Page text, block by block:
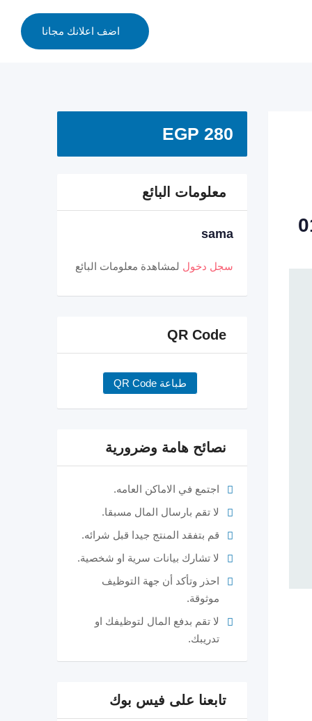
اضف اعلانك مجانا
EGP 280
معلومات البائع
sama
سجل دخول لمشاهدة معلومات البائع
QR Code
طباعة QR Code
نصائح هامة وضرورية
اجتمع في الاماكن العامه.
لا تقم بارسال المال مسبقا.
قم بتفقد المنتج جيدا قبل شرائه.
لا تشارك بيانات سرية او شخصية.
احذر وتأكد أن جهة التوظيف
موثوقة.
لا تقم بدفع المال لتوظيفك او
تدريبك.
تابعنا على فيس بوك